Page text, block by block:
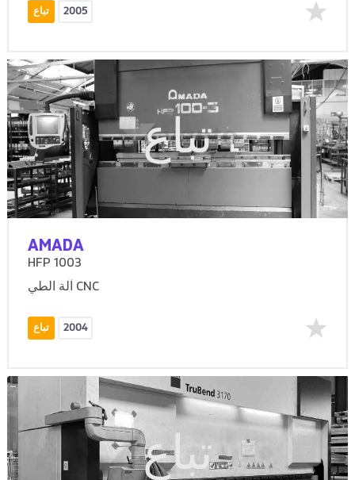
تباع 2005
تباع
AMADA
HFP 1003
آلة الطي CNC
تباع 2004
تباع